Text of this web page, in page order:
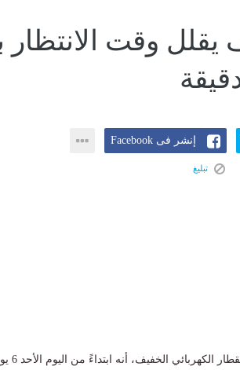
يقلل وقت الانتظار
إنشر فى Facebook
تبليغ
أكدت